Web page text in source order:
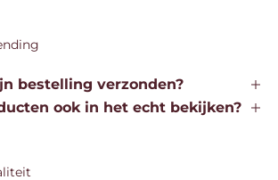
bestelling verzonden?
ook in het echt bekijken?